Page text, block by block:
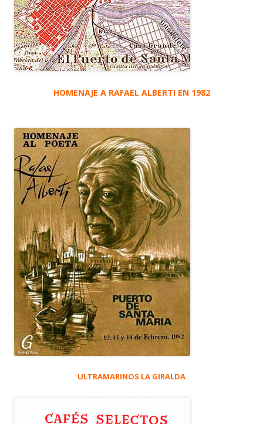
HOMENAJE A RAFAEL ALBERTI EN 1982
ULTRAMARINOS LA GIRALDA